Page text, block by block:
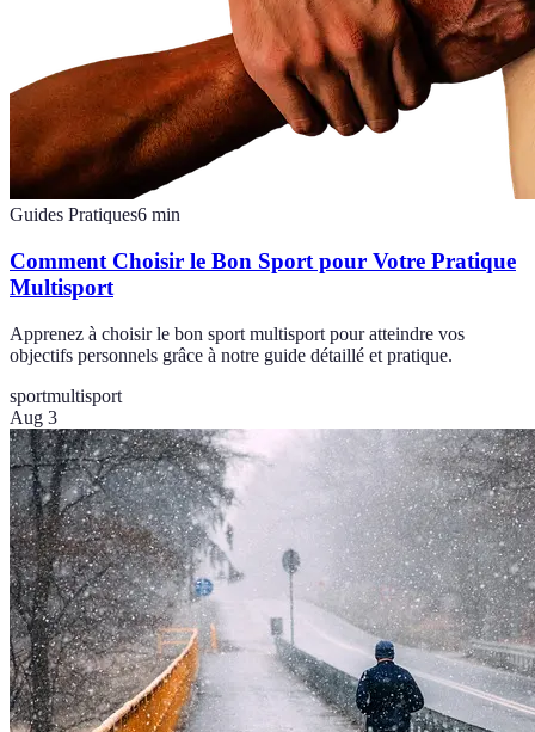
Guides Pratiques6 min
Comment Choisir le Bon Sport pour Votre Pratique
Multisport
Apprenez à choisir le bon sport multisport pour atteindre vos
objectifs personnels grâce à notre guide détaillé et pratique.
sportmultisport
Aug 3